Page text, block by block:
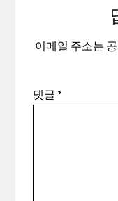
이메일 주소는
댓글*